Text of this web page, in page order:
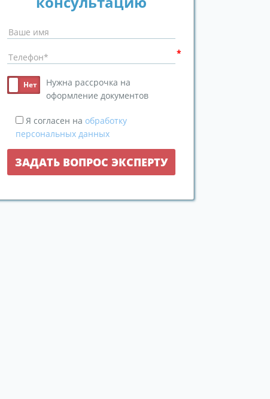
Нужна рассрочка на
оформление документов
Я согласен на обработку
персональных данных